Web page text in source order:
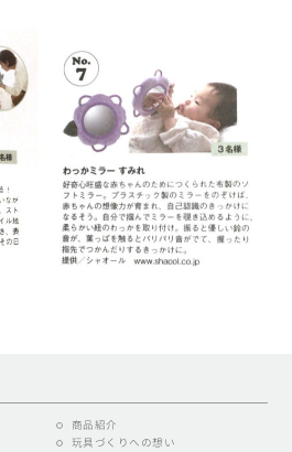
商品紹介
玩具づくりへの想い